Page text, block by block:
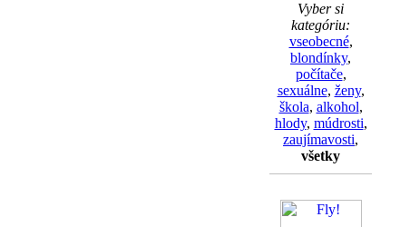
Vyber si
kategóriu:
vseobecné,
blondínky,
počítače,
sexuálne, ženy,
škola, alkohol,
hlody, múdrosti,
zaujímavosti,
všetky